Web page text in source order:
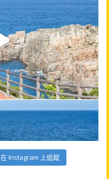
在 Instagram 上追蹤